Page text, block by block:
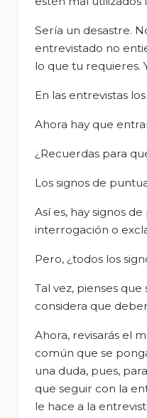
Sería un desastre.
entrevistado no
lo que tu requieres.
En las entrevistas
Ahora hay que
¿Recuerdas para
Los signos de
Así es, hay signos
interrogación o
Pero, ¿todos los
Tal vez, pienses
considera que
Ahora, revisarás el
común que se
una duda, pues,
que seguir con la
le hace a la